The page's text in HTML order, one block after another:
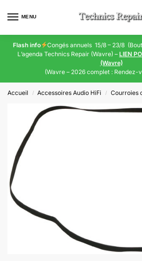
MENU
Flash info
Congés annuels 15/8 – 23/8
L’agenda Technics Repair (Wavre) – LIEN
(Wavre)
(Wavre – 2026 complet : Rendez-
Accueil / Accessoires Audio HiFi / Courroies